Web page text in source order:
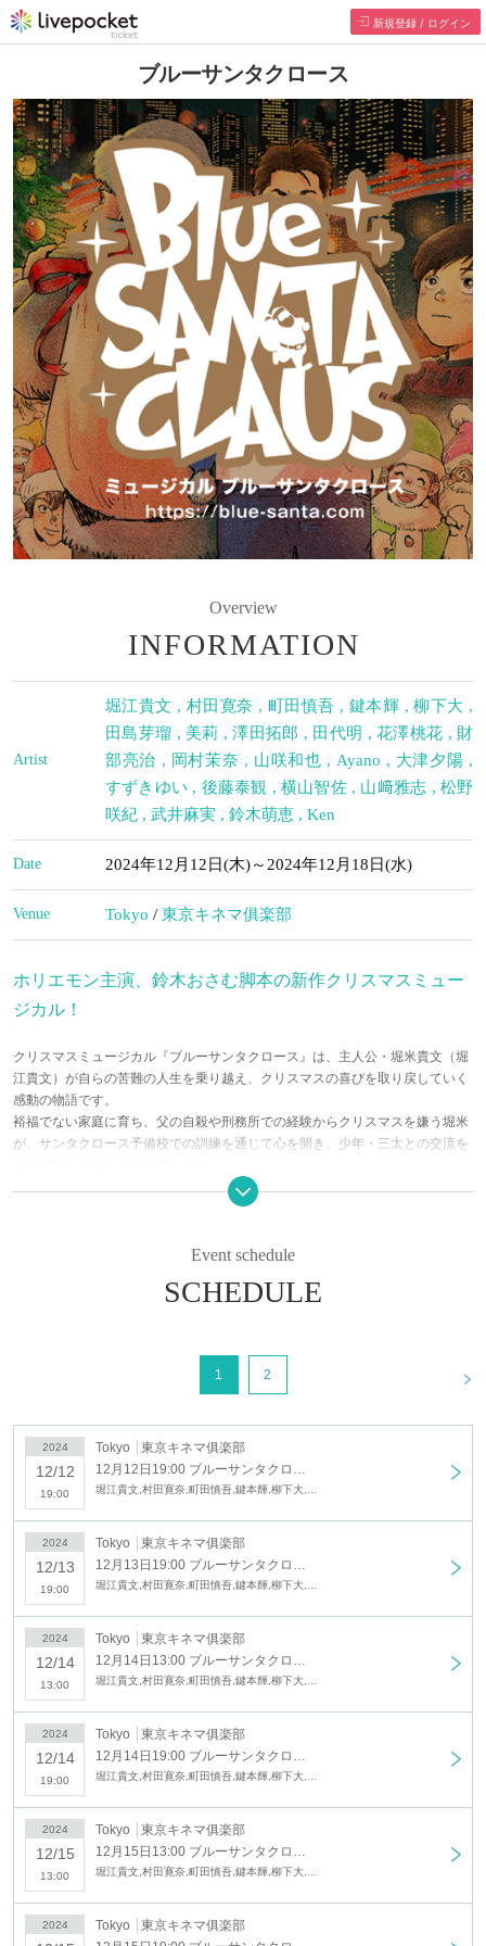
新規登録 / ログイン
ブルーサンタクロース
Overview
INFORMATION
Artist
堀江貴文 , 村田寛奈 , 町田慎吾 , 鍵本輝 ,柳下大 ,
田島芽瑠 , 美莉 ,澤田拓郎 , 田代明 ,花澤桃花 , 財
部亮治 , 岡村茉奈 , 山咲和也 , Ayano , 大津夕陽 ,
すずきゆい , 後藤泰観 ,横山智佐, 山﨑雅志 , 松野
咲紀 , 武井麻実 , 鈴木萌恵 , Ken
Date 2024年12月12日(木)～2024年12月18日(水)
Venue Tokyo / 東京キネマ俱楽部
ホリエモン主演、鈴木おさむ脚本の新作クリスマスミュー
ジカル！
クリスマスミュージカル『ブルーサンタクロース』は、主人公・堀米貴文（堀
江貴文）が自らの苦難の人生を乗り越え、クリスマスの喜びを取り戻していく
感動の物語です。
裕福でない家庭に育ち、父の自殺や刑務所での経験からクリスマスを嫌う堀米
が、サンタクロース予備校での訓練を通じて心を開き、少年・三太との交流を
Event schedule
SCHEDULE
1 2
2024
12/12
19:00
Tokyo
東京キネマ俱楽部
2024
12/13
19:00
Tokyo
東京キネマ俱楽部
2024
12/14
13:00
Tokyo
東京キネマ俱楽部
2024
12/14
19:00
Tokyo
東京キネマ俱楽部
2024
12/15
13:00
Tokyo
東京キネマ俱楽部
2024 Tokyo
東京キネマ俱楽部